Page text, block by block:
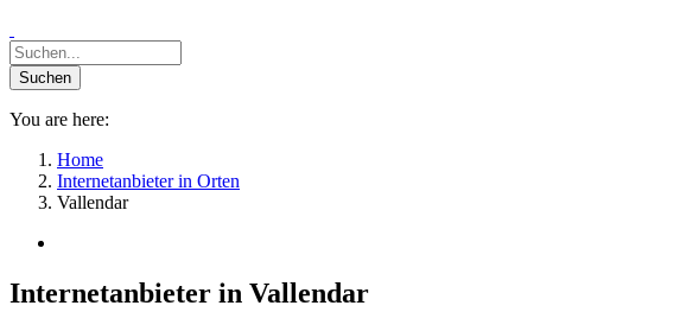
You are here:
Home
Internetanbieter in Orten
Vallendar
Internetanbieter in Vallendar